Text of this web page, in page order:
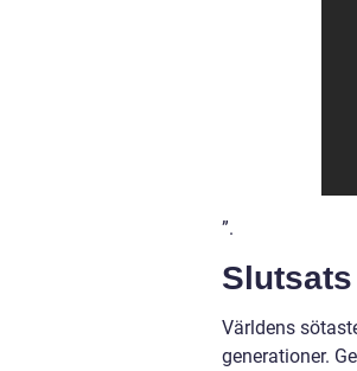
”.
Slutsats
Världens
generationer.